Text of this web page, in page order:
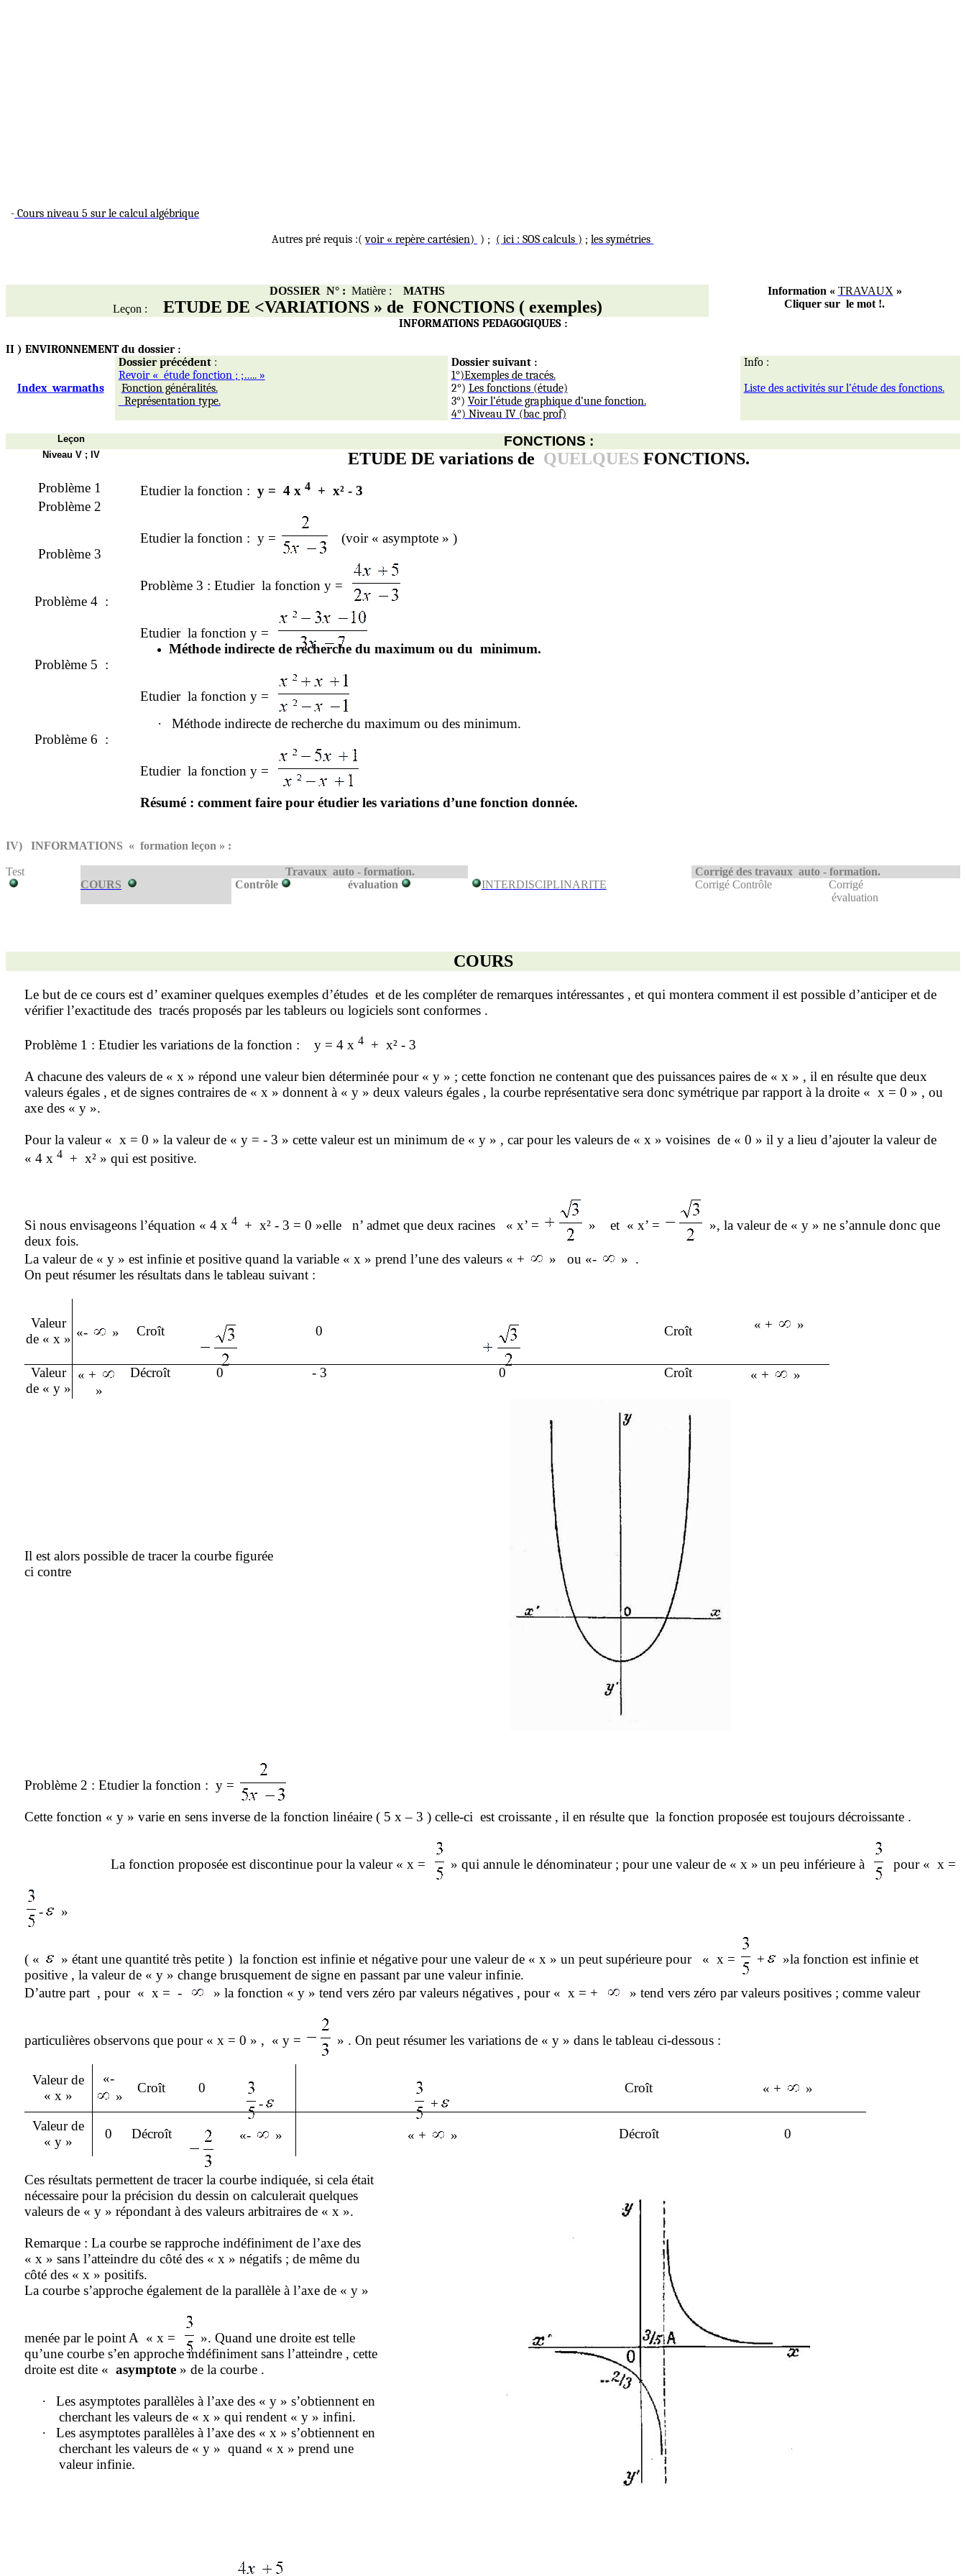
- Cours niveau 5 sur le calcul algébrique
Autres pré requis :(voir « repère cartésien) ) ; ( ici : SOS calculs ) ;les symétries
DOSSIER N° : Matière : MATHS
Leçon :
ETUDE DE <VARIATIONS » de FONCTIONS ( exemples)
Information « TRAVAUX »
Cliquer sur le mot !.
INFORMATIONS PEDAGOGIQUES :
II ) ENVIRONNEMENT du dossier :
Index warmaths
Dossier précédent:
Revoir « étude fonction ; ;…..»
Fonction généralités.
Représentation type.
Dossier suivant :
1°)Exemplesde tracés.
2°) Les fonctions (étude)
3°) Voir l’étude graphique d’une fonction.
4°) Niveau IV (bac prof)
Info :
Liste des activités sur l’étude des fonctions.
Leçon FONCTIONS :
Niveau V ; IV ETUDE DE variations de QUELQUES FONCTIONS.
Problème 1 Etudier la fonction : y= 4 x 4 + x² - 3
Problème 2
Etudier la fonction : y=
(voir « asymptote » )
Problème 3
Problème 3 : Etudier la fonction y =
Problème 4 :
Etudier la fonction y =
Méthode indirecte de recherche du maximum ou du minimum.
Problème 5 :
Etudier la fonction y =
·
Méthode indirecte de recherche du maximum ou des minimum.
Problème 6 :
Etudier la fonction y =
Résumé : comment faire pour étudier les variations d’une fonction donnée.
IV) INFORMATIONS « formation leçon » :
Test
COURS
Travaux auto - formation.
Corrigé des travaux auto - formation.
Contrôle
évaluation INTERDISCIPLINARITE Corrigé Contrôle
Corrigé
évaluation
COURS
Le but de ce cours est d’ examinerquelques exemples d’études et de les compléter de remarques intéressantes , et qui montera comment il est possible d’anticiper et de
vérifier l’exactitude des tracés proposés par les tableurs ou logiciels sont conformes .
Problème 1 : Etudier les variations de la fonction : y = 4 x 4 + x² - 3
A chacune des valeurs de « x » répond une valeur bien déterminée pour « y » ; cette fonction ne contenant que des puissances paires de « x » , il en résulte que deux
valeurs égales , et de signes contraires de « x » donnent à « y » deux valeurs égales , la courbe représentative sera donc symétrique par rapport à la droite « x = 0 » , ou
axe des « y ».
Pour la valeur « x = 0 » la valeur de « y = - 3 » cette valeur est un minimum de « y » , car pour les valeurs de « x » voisines de « 0 » il y a lieu d’ajouter la valeur de
« 4 x 4 + x² » qui est positive.
Si nous envisageons l’équation « 4 x 4 + x² - 3 = 0 »elle n’ admet que deux racines « x’ = » et « x’ =
», la valeur de « y » ne s’annule donc que
deux fois.
La valeur de « y » est infinie et positive quand la variable « x » prend l’une des valeurs « +
» ou «- » .
On peut résumer les résultats dans le tableau suivant :
Valeur
de « x » «- » Croît 0 Croît « + »
Valeur
de « y »
« +
»
Décroît 0 - 3 0 Croît « + »
Il est alors possible de tracer la courbe figurée
ci contre
Problème 2 : Etudier la fonction : y =
Cette fonction « y » varie en sens inverse de la fonction linéaire ( 5 x – 3 ) celle-ci est croissante , il en résulte que la fonction proposée est toujours décroissante .
La fonction proposée est discontinue pour la valeur « x = » qui annule le dénominateur ; pour une valeur de « x » un peu inférieure à pour « x =
- »
( « » étant une quantité très petite ) la fonction est infinie et négative pour une valeur de « x » un peut supérieure pour « x = +
»la fonction est infinie et
positive , la valeur de « y » change brusquement de signe en passant par une valeur infinie.
D’autre part , pour « x = - » la fonction « y » tend vers zéro par valeurs négatives , pour « x = + » tend vers zéro par valeurs positives ; comme valeur
particulières observons que pour « x = 0 » , « y = » . On peut résumer les variations de « y » dans le tableau ci-dessous :
Valeur de
« x »
«-
»
Croît
0
-
+
Croît « + »
Valeur de
« y »
0 Décroît «- » « + » Décroît 0
Ces résultats permettent de tracer la courbe indiquée, si cela était
nécessaire pour la précision du dessin on calculerait quelques
valeurs de « y » répondant à des valeurs arbitraires de « x ».
Remarque : La courbe se rapproche indéfiniment de l’axe des
« x » sans l’atteindre du côté des « x » négatifs ; de même du
côté des « x » positifs.
La courbe s’approche également de la parallèle à l’axe de « y »
menée par le point A « x =
». Quand une droite est telle
qu’une courbe s’en approche indéfiniment sans l’atteindre , cette
droite est dite « asymptote » de la courbe .
·
Les asymptotes parallèles à l’axe des « y » s’obtiennent en
cherchant les valeurs de « x » qui rendent « y » infini.
·
Les asymptotes parallèles à l’axe des « x » s’obtiennent en
cherchant les valeurs de « y » quand « x » prend une
valeur infinie.